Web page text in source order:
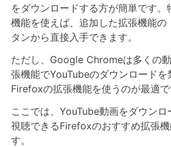
をダウンロードする方が簡単です
機能を使えば、追加した拡張機能の
タンから直接入手できます。
ただし、Google Chromeは多くの
張機能でYouTubeのダウンロードを
Firefoxの拡張機能を使うのが最適で
ここでは、YouTube動画をダウン
視聴できるFirefoxのおすすめ拡張
す。